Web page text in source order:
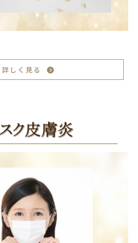
詳しく見る